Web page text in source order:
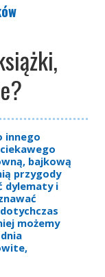
innego
bajkową
przygody
dylematy i
możemy